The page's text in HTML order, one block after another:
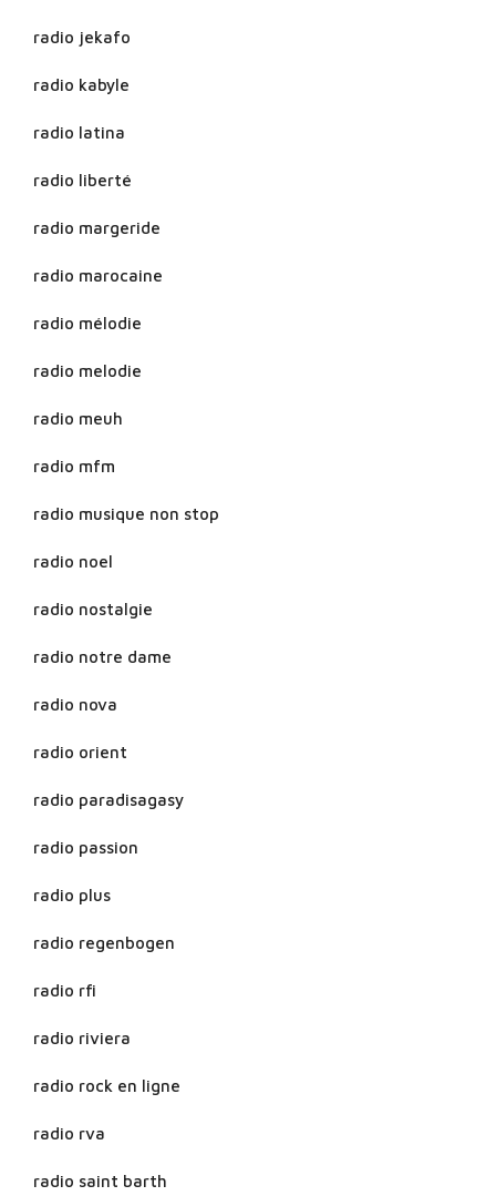
radio jekafo
radio kabyle
radio latina
radio liberté
radio margeride
radio marocaine
radio mélodie
radio melodie
radio meuh
radio mfm
radio musique non stop
radio noel
radio nostalgie
radio notre dame
radio nova
radio orient
radio paradisagasy
radio passion
radio plus
radio regenbogen
radio rfi
radio riviera
radio rock en ligne
radio rva
radio saint barth